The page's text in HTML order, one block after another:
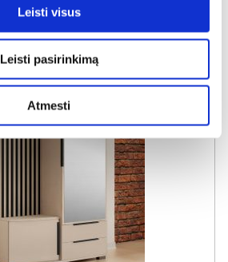
Leisti visus
Leisti pasirinkimą
Atmesti